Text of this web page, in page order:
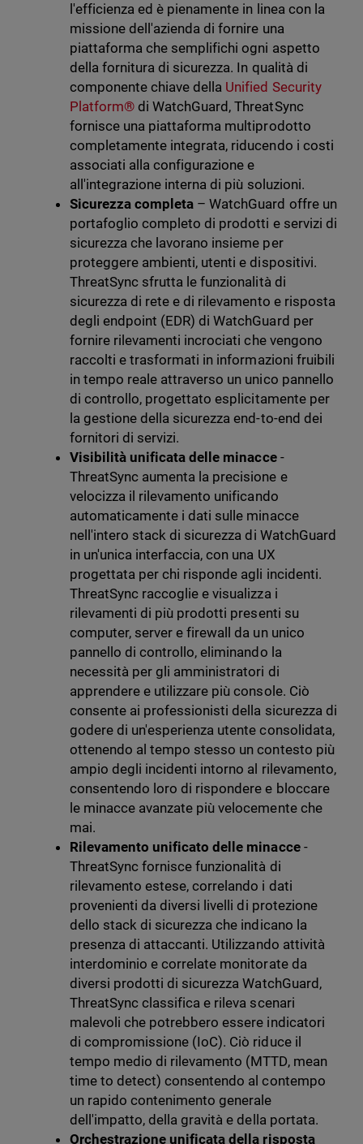
l'efficienza ed è pienamente in linea con la
missione dell'azienda di fornire una
piattaforma che semplifichi ogni aspetto
della fornitura di sicurezza. In qualità di
componente chiave della Unified Security
Platform® di WatchGuard, ThreatSync
fornisce una piattaforma multiprodotto
completamente integrata, riducendo i costi
associati alla configurazione e
all'integrazione interna di più soluzioni.
Sicurezza completa – WatchGuard offre un
portafoglio completo di prodotti e servizi di
sicurezza che lavorano insieme per
proteggere ambienti, utenti e dispositivi.
ThreatSync sfrutta le funzionalità di
sicurezza di rete e di rilevamento e risposta
degli endpoint (EDR) di WatchGuard per
fornire rilevamenti incrociati che vengono
raccolti e trasformati in informazioni fruibili
in tempo reale attraverso un unico pannello
di controllo, progettato esplicitamente per
la gestione della sicurezza end-to-end dei
fornitori di servizi.
Visibilità unificata delle minacce -
ThreatSync aumenta la precisione e
velocizza il rilevamento unificando
automaticamente i dati sulle minacce
nell'intero stack di sicurezza di WatchGuard
in un'unica interfaccia, con una UX
progettata per chi risponde agli incidenti.
ThreatSync raccoglie e visualizza i
rilevamenti di più prodotti presenti su
computer, server e firewall da un unico
pannello di controllo, eliminando la
necessità per gli amministratori di
apprendere e utilizzare più console. Ciò
consente ai professionisti della sicurezza di
godere di un'esperienza utente consolidata,
ottenendo al tempo stesso un contesto più
ampio degli incidenti intorno al rilevamento,
consentendo loro di rispondere e bloccare
le minacce avanzate più velocemente che
mai.
Rilevamento unificato delle minacce -
ThreatSync fornisce funzionalità di
rilevamento estese, correlando i dati
provenienti da diversi livelli di protezione
dello stack di sicurezza che indicano la
presenza di attaccanti. Utilizzando attività
interdominio e correlate monitorate da
diversi prodotti di sicurezza WatchGuard,
ThreatSync classifica e rileva scenari
malevoli che potrebbero essere indicatori
di compromissione (IoC). Ciò riduce il
tempo medio di rilevamento (MTTD, mean
time to detect) consentendo al contempo
un rapido contenimento generale
dell'impatto, della gravità e della portata.
Orchestrazione unificata della risposta